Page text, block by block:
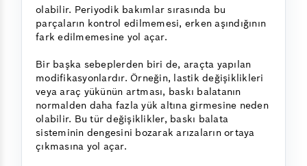
olabilir. Periyodik bakımlar sırasında bu
parçaların kontrol edilmemesi, erken aşındığının
fark edilmemesine yol açar.
Bir başka sebeplerden biri de, araçta yapılan
modifikasyonlardır. Örneğin, lastik değişiklikleri
veya araç yükünün artması, baskı balatanın
normalden daha fazla yük altına girmesine neden
olabilir. Bu tür değişiklikler, baskı balata
sisteminin dengesini bozarak arızaların ortaya
çıkmasına yol açar.